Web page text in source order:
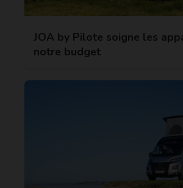
JOA by Pilote soigne les
notre budget